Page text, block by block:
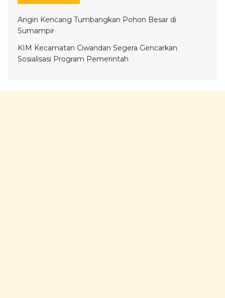
Angin Kencang Tumbangkan Pohon Besar di
Sumampir
KIM Kecamatan Ciwandan Segera Gencarkan
Sosialisasi Program Pemerintah